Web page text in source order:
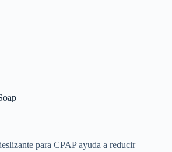
para CPAP ayuda a reducir